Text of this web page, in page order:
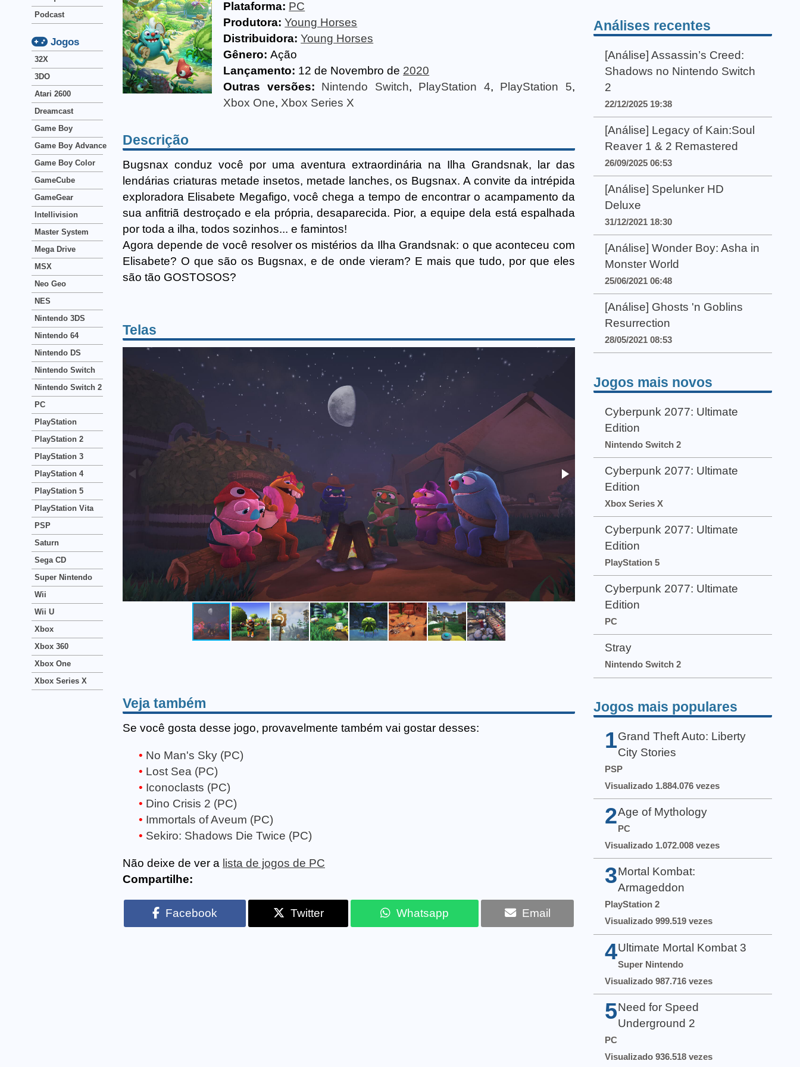
Plataforma: PC
Produtora: Young Horses
Distribuidora: Young Horses
Gênero: Ação
Lançamento: 12 de Novembro de 2020
Outras versões:
Nintendo Switch, PlayStation 4, PlayStation 5,
Xbox One, Xbox Series X
Descrição
Bugsnax conduz você por uma aventura extraordinária na Ilha Grandsnak, lar das
lendárias criaturas metade insetos, metade lanches, os Bugsnax. A convite da intrépida
exploradora Elisabete Megafigo, você chega a tempo de encontrar o acampamento da
sua anfitriã destroçado e ela própria, desaparecida. Pior, a equipe dela está espalhada
por toda a ilha, todos sozinhos... e famintos!
Agora depende de você resolver os mistérios da Ilha Grandsnak: o que aconteceu com
Elisabete? O que são os Bugsnax, e de onde vieram? E mais que tudo, por que eles
são tão GOSTOSOS?
Telas
Veja também
Se você gosta desse jogo, provavelmente também vai gostar desses:
No Man's Sky (PC)
Lost Sea (PC)
Iconoclasts (PC)
Dino Crisis 2 (PC)
Immortals of Aveum (PC)
Sekiro: Shadows Die Twice (PC)
Não deixe de ver a lista de jogos de PC
Compartilhe:
Facebook Twitter Whatsapp Email
Podcast
Jogos
32X
3DO
Atari 2600
Dreamcast
Game Boy
Game Boy Advance
Game Boy Color
GameCube
GameGear
Intellivision
Master System
Mega Drive
MSX
Neo Geo
NES
Nintendo 3DS
Nintendo 64
Nintendo DS
Nintendo Switch
Nintendo Switch 2
PC
PlayStation
PlayStation 2
PlayStation 3
PlayStation 4
PlayStation 5
PlayStation Vita
PSP
Saturn
Sega CD
Super Nintendo
Wii
Wii U
Xbox
Xbox 360
Xbox One
Xbox Series X
Análises recentes
[Análise] Assassin’s Creed:
Shadows no Nintendo Switch
2
22/12/2025 19:38
[Análise] Legacy of Kain:Soul
Reaver 1 & 2 Remastered
26/09/2025 06:53
[Análise] Spelunker HD
Deluxe
31/12/2021 18:30
[Análise] Wonder Boy: Asha in
Monster World
25/06/2021 06:48
[Análise] Ghosts 'n Goblins
Resurrection
28/05/2021 08:53
Jogos mais novos
Cyberpunk 2077: Ultimate
Edition
Nintendo Switch 2
Cyberpunk 2077: Ultimate
Edition
Xbox Series X
Cyberpunk 2077: Ultimate
Edition
PlayStation 5
Cyberpunk 2077: Ultimate
Edition
PC
Stray
Nintendo Switch 2
Jogos mais populares
1 Grand Theft Auto: Liberty
City Stories
PSP
Visualizado 1.884.076 vezes
2Age of Mythology
PC
Visualizado 1.072.008 vezes
3 Mortal Kombat:
Armageddon
PlayStation 2
Visualizado 999.519 vezes
4 Ultimate Mortal Kombat 3
Super Nintendo
Visualizado 987.716 vezes
5 Need for Speed
Underground 2
PC
Visualizado 936.518 vezes